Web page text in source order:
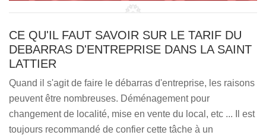
CE QU'IL FAUT SAVOIR SUR LE TARIF DU
DEBARRAS D'ENTREPRISE DANS LA SAINT
LATTIER
Quand il s'agit de faire le débarras d'entreprise, les raisons
peuvent être nombreuses. Déménagement pour
changement de localité, mise en vente du local, etc ... Il est
toujours recommandé de confier cette tâche à un